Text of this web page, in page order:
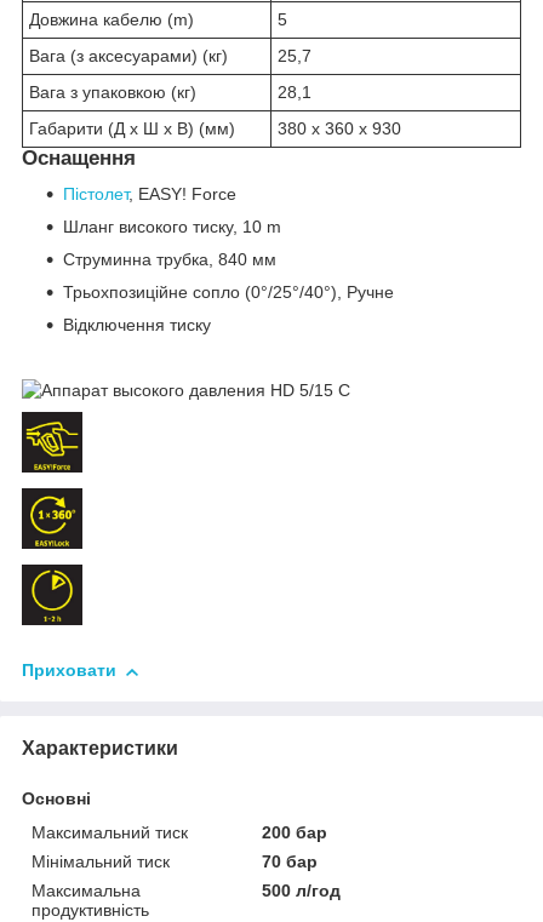
Довжина кабелю (m)
5
Вага (з аксесуарами) (кг)
25,7
Вага з упаковкою (кг)
28,1
Габарити (Д х Ш х В) (мм)
380 x 360 x 930
Оснащення
Пістолет, EASY! Force
Шланг високого тиску, 10 m
Струминна трубка, 840 мм
Трьохпозиційне сопло (0°/25°/40°), Ручне
Відключення тиску
Приховати
Характеристики
Основні
Максимальний тиск
200 бар
Мінімальний тиск
70 бар
Максимальна
продуктивність
500 л/год